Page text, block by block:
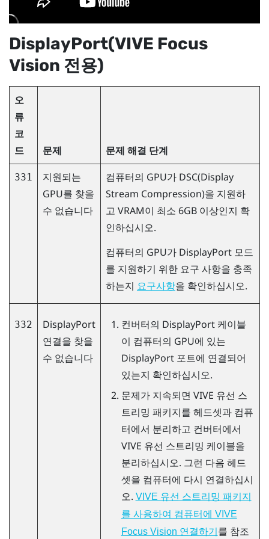
DisplayPort(VIVE Focus
Vision 전용)
오
류
코
드
문제 문제 해결 단계
331
지원되는
GPU를 찾을
수 없습니다
컴퓨터의 GPU가 DSC(Display
Stream Compression)을 지원하
고 VRAM이 최소 6GB 이상인지 확
인하십시오.
컴퓨터의 GPU가 DisplayPort 모드
를 지원하기 위한 요구 사항을 충족
하는지 요구사항을 확인하십시오.
332
DisplayPort
연결을 찾을
수 없습니다
컨버터의 DisplayPort케이블
이 컴퓨터의 GPU에 있는
DisplayPort포트에 연결되어
있는지 확인하십시오.
문제가 지속되면 VIVE 유선 스
트리밍 패키지를 헤드셋과 컴퓨
터에서 분리하고 컨버터에서
VIVE 유선 스트리밍 케이블을
분리하십시오. 그런 다음 헤드
셋을 컴퓨터에 다시 연결하십시
오. VIVE 유선 스트리밍 패키지
를 사용하여 컴퓨터에 VIVE
Focus Vision 연결하기 를 참조